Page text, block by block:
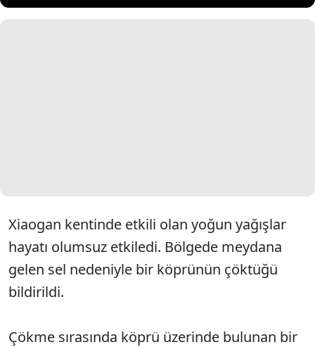
Xiaogan kentinde etkili olan yoğun yağışlar
hayatı olumsuz etkiledi. Bölgede meydana
gelen sel nedeniyle bir köprünün çöktüğü
bildirildi.
Çökme sırasında köprü üzerinde bulunan bir